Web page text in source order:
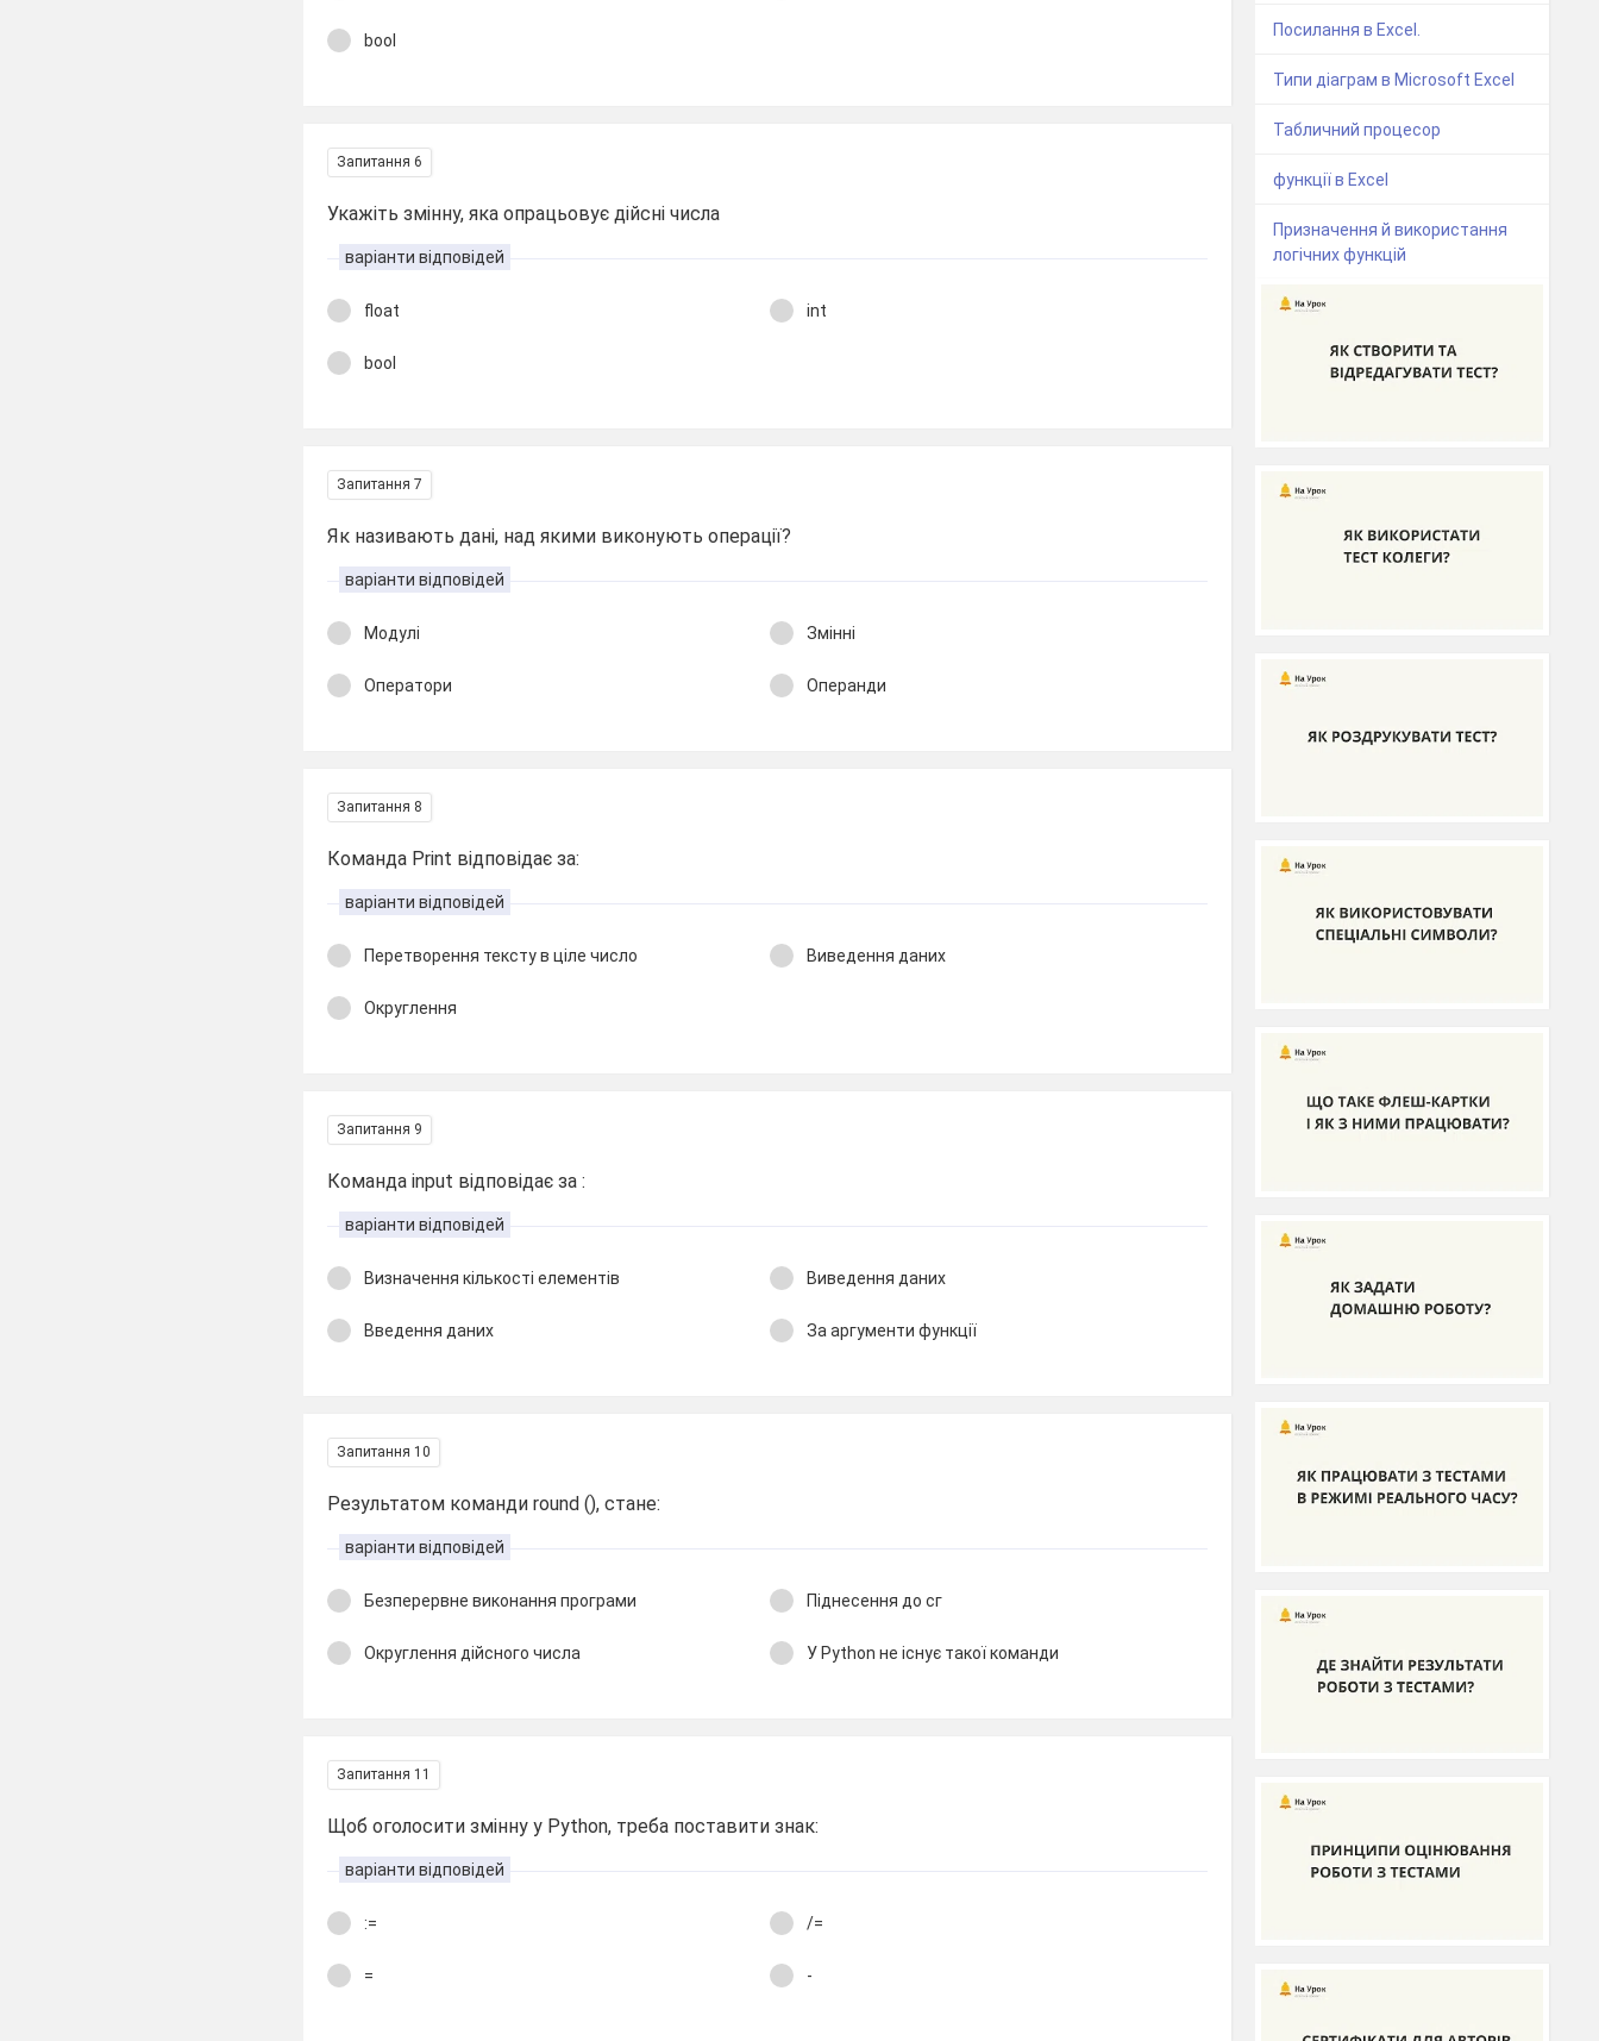
bool
Запитання 6
Укажіть змінну, яка опрацьовує дійсні числа
варіанти відповідей
float int
bool
Запитання 7
Як називають дані, над якими виконують операції?
варіанти відповідей
Модулі Змінні
Оператори Операнди
Запитання 8
Команда Print відповідає за:
варіанти відповідей
Перетворення тексту в ціле число Виведення даних
Округлення
Запитання 9
Команда input відповідає за :
варіанти відповідей
Визначення кількості елементів Виведення даних
Введення даних За аргументи функції
Запитання 10
Результатом команди round (), стане:
варіанти відповідей
Безперервне виконання програми Піднесення до сг
Округлення дійсного числа У Python не існує такої команди
Запитання 11
Щоб оголосити змінну у Python, треба поставити знак:
варіанти відповідей
:= /=
= -
Посилання в Excel.
Типи діаграм в Microsoft Excel
Табличний процесор
функції в Excel
Призначення й використання
логічних функцій